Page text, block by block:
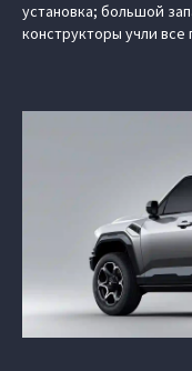
установка; большой
конструкторы учли все